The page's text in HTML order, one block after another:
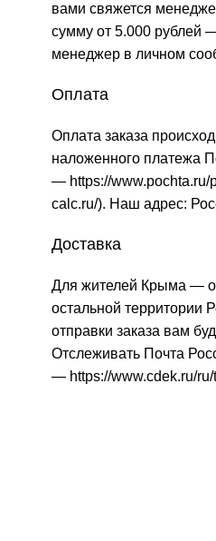
вами свяжется
сумму от 5.000 рублей
менеджер в личном
Оплата
Оплата заказа
наложенного платежа
— https://www.pochta.ru/
calc.ru/). Наш адрес:
Доставка
Для жителей Крыма —
остальной
отправки заказа вам
Отслеживать Почта
— https://www.cdek.ru/